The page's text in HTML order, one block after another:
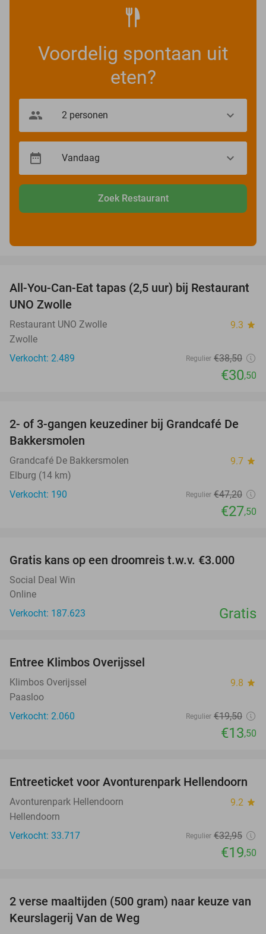
Voordelig spontaan uit
eten?
Zoek Restaurant
21%
All-You-Can-Eat tapas (2,5 uur) bij Restaurant
UNO Zwolle
Restaurant UNO Zwolle 9.3 star
Zwolle
Verkocht: 2.489
Regulier €38,50
€30,50
42%
2- of 3-gangen keuzediner bij Grandcafé De
Bakkersmolen
Grandcafé De Bakkersmolen 9.7 star
Elburg (14 km)
Verkocht: 190
Regulier €47,20
€27,50
Gratis kans op een droomreis t.w.v. €3.000
Social Deal Win
Online
Verkocht: 187.623
Gratis
Entree Klimbos Overijssel
Klimbos Overijssel 9.8 star
Paasloo
Verkocht: 2.060
Regulier €19,50
€13,50
41%
Entreeticket voor Avonturenpark Hellendoorn
Avonturenpark Hellendoorn 9.2 star
Hellendoorn
Verkocht: 33.717
Regulier €32,95
€19,50
44%
2 verse maaltijden (500 gram) naar keuze van
Keurslagerij Van de Weg